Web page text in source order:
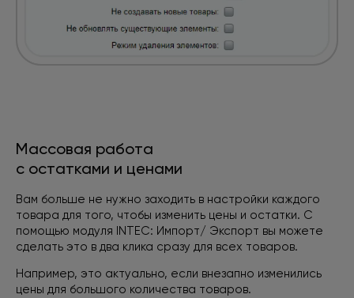
Массовая работа
с остатками и ценами
Вам больше не нужно заходить в настройки каждого
товара для того, чтобы изменить цены и остатки. С
помощью модуля INTEC: Импорт/ Экспорт вы можете
сделать это в два клика сразу для всех товаров.
Например, это актуально, если внезапно изменились
цены для большого количества товаров.